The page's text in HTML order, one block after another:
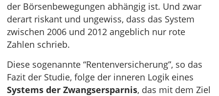
der Börsenbewegungen abhängig ist. Und zwar
derart riskant und ungewiss, dass das System
zwischen 2006 und 2012 angeblich nur rote
Zahlen schrieb.
Diese sogenannte “Rentenversicherung”, so das
Fazit der Studie, folge der inneren Logik eines
Systems der Zwangsersparnis, das mit dem Ziel